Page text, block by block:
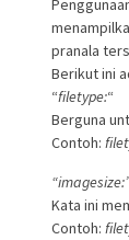
pranala
Berikut ini
“filetype:“
Berguna
Contoh:
Kata ini
Contoh: